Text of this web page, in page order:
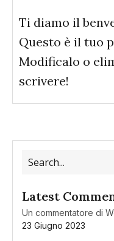
Ti diamo il
Questo è il tuo
Modificalo o
scrivere!
Latest
Un commentatore di
23 Giugno 2023